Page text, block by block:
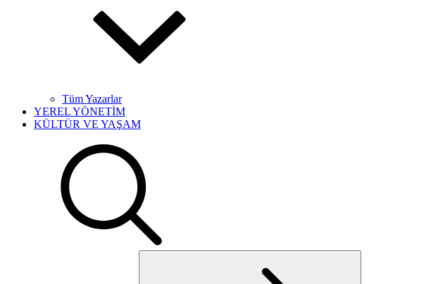
Tüm Yazarlar
YEREL YÖNETİM
KÜLTÜR VE YAŞAM